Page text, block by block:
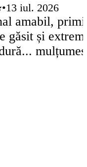
•13 iul. 2026
amabil,
găsit și